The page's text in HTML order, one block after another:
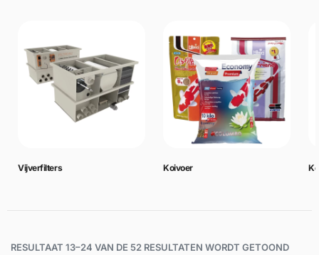
Vijverfilters Koivoer
RESULTAAT 13–24 VAN DE 52 RESULTATEN WORDT GETOOND